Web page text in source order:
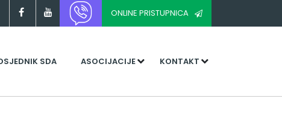
ONLINE PRISTUPNICA
SDA ASOCIJACIJE KONTAKT